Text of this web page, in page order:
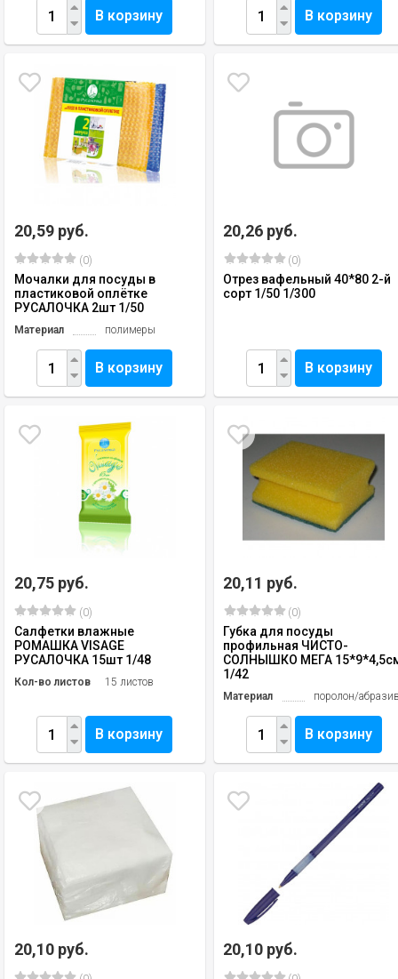
В корзину В корзину
20,59 руб.
(0)
Мочалки для посуды в
пластиковой оплётке
РУСАЛОЧКА 2шт 1/50
Материал полимеры
В корзину
20,26 руб.
(0)
Отрез вафельный 40*80 2-й
сорт 1/50 1/300
В корзину
20,75 руб.
(0)
Салфетки влажные
РОМАШКА VISAGE
РУСАЛОЧКА 15шт 1/48
Кол-во листов 15 листов
В корзину
20,11 руб.
(0)
Губка для посуды
профильная ЧИСТО-
СОЛНЫШКО МЕГА
1/42
Материал поролон/
В корзину
20,10 руб. 20,10 руб.